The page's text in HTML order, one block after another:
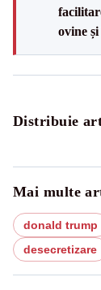
ovine
Distribuie
Mai multe
donald trump
desecretizare